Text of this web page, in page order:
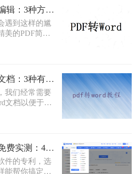
Word 后排版
跑怎么办这一
种免费工具却
简历PDF转Word可编辑：3种方法保留排版不乱的实测！
遇到这样的尴
美的PDF简
传Word格
在简历上修
就显得至关重
会打乱排版，
电脑端PDF转Word文档：3种有效方法的具体操作步骤！
我们经常需要
文档以便于编
怎么转换成
绍三种将PDF
。
电脑上PDF转Word免费实测：4个方案的转换效果和注意事项！
件的专利，选
能帮你搞定复